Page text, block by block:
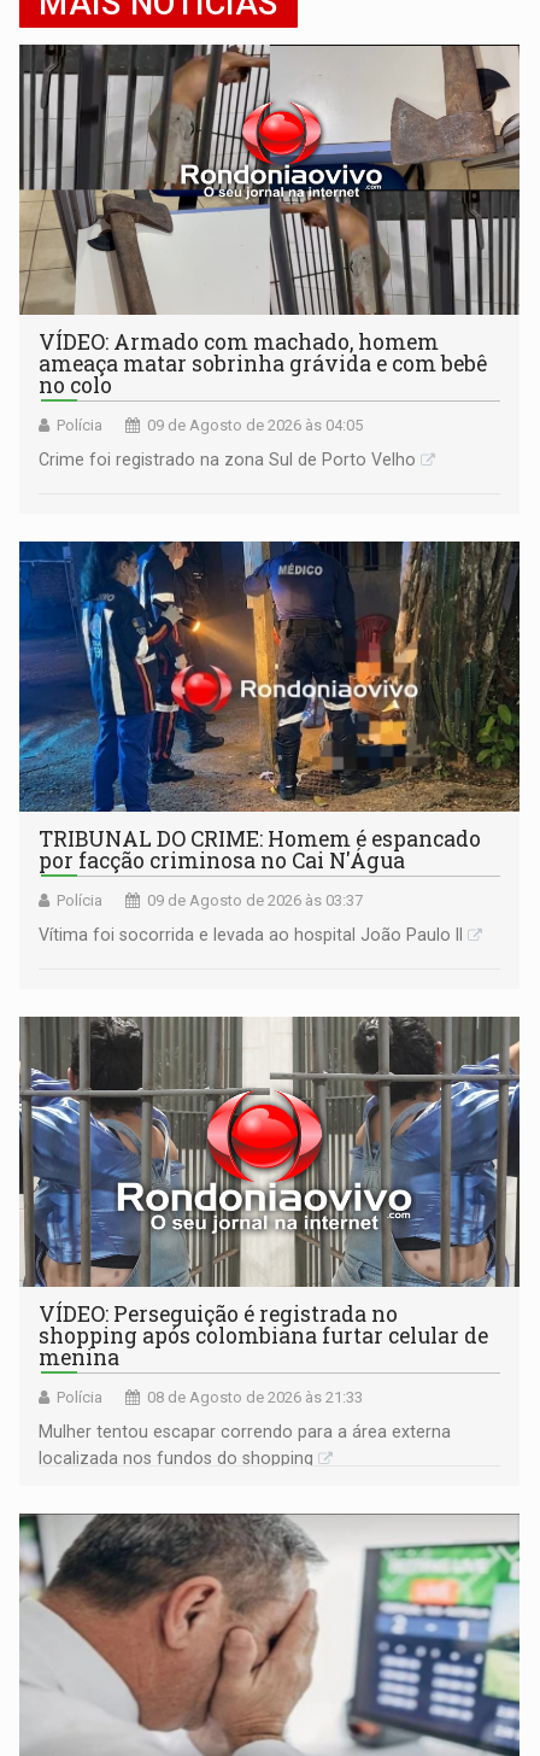
VÍDEO: Armado com machado, homem
ameaça matar sobrinha grávida e com bebê
no colo
Polícia 09 de Agosto de 2026 às 04:05
Crime foi registrado na zona Sul de Porto Velho
TRIBUNAL DO CRIME: Homem é espancado
por facção criminosa no Cai N'Água
Polícia 09 de Agosto de 2026 às 03:37
Vítima foi socorrida e levada ao hospital João Paulo II
VÍDEO: Perseguição é registrada no
shopping após colombiana furtar celular de
menina
Polícia 08 de Agosto de 2026 às 21:33
Mulher tentou escapar correndo para a área externa
localizada nos fundos do shopping